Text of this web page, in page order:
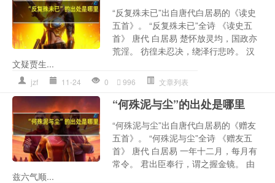
“反复殊未已”出自唐代白居易的《读史
五首》。 “反复殊未已”全诗 《读史五
首》 唐代 白居易 楚怀放灵均，国政亦
荒淫。 彷徨未忍决，绕泽行悲吟。 汉
文疑贾生...
jzf 11-24 0 996 文章列表
“何殊泥与尘”的出处是哪里
“何殊泥与尘”出自唐代白居易的《赠友
五首》。 “何殊泥与尘”全诗 《赠友五
首》 唐代 白居易 一年十二月，每月有
常令。 君出臣奉行，谓之握金镜。 由
兹六气顺...